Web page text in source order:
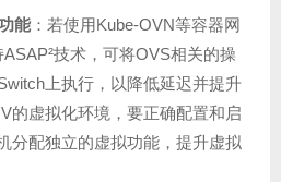
能 ：若使用Kube-OVN等容器网
技术，可将OVS相关的操
上执行，以降低延迟并提升
的虚拟化环境，要正确配置和启
分配独立的虚拟功能，提升虚拟